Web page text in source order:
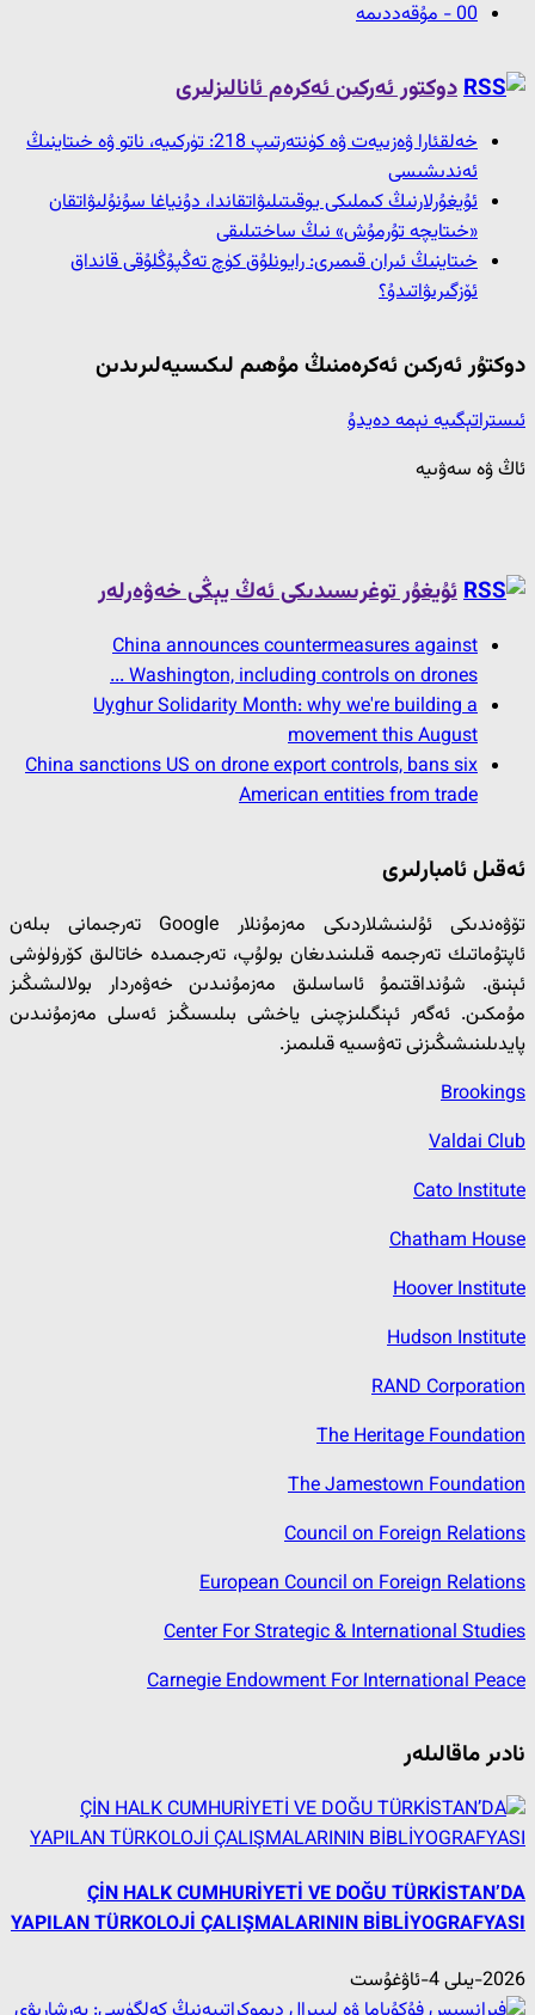
00 - مۇقەددىمە
دوكتور ئەركىن ئەكرەم ئانالىزلىرى
خەلقئارا ۋەزىيەت ۋە كۈنتەرتىپ 218: تۈركىيە، ناتو ۋە خىتاينىڭ
ئەندىشىسى
ئۇيغۇرلارنىڭ كىملىكى يوقىتىلىۋاتقاندا، دۇنياغا سۇنۇلىۋاتقان
«خىتايچە تۇرمۇش» نىڭ ساختىلىقى
خىتاينىڭ ئىران قىمىرى: رايونلۇق كۈچ تەڭپۇڭلۇقى قانداق
ئۆزگىرىۋاتىدۇ؟
دوكتۇر ئەركىن ئەكرەمنىڭ مۇھىم لىكىسيەلىرىدىن
ئىستراتېگىيە نېمە دەيدۇ
ئاڭ ۋە سەۋىيە
ئۇيغۇر توغرىسىدىكى ئەڭ يېڭى خەۋەرلەر
China announces countermeasures against
Washington, including controls on drones ...
Uyghur Solidarity Month: why we're building a
movement this August
China sanctions US on drone export controls, bans six
American entities from trade
ئەقىل ئامبارلىرى
تۆۋەندىكى ئۇلىنىشلاردىكى مەزمۇنلار Google تەرجىمانى بىلەن
ئاپتۇماتىك تەرجىمە قىلىنىدىغان بولۇپ، تەرجىمىدە خاتالىق كۆرۈلۈشى
ئېنىق. شۇنداقتىمۇ ئاساسلىق مەزمۇنىدىن خەۋەردار بولالىشىڭىز
مۇمكىن. ئەگەر ئېنگىلىزچىنى ياخشى بىلىسىڭىز ئەسلى مەزمۇنىدىن
پايدىلىنىشىڭىزنى تەۋسىيە قىلىمىز.
Brookings
Valdai Club
Cato Institute
Chatham House
Hoover Institute
Hudson Institute
RAND Corporation
The Heritage Foundation
The Jamestown Foundation
Council on Foreign Relations
European Council on Foreign Relations
Center For Strategic & International Studies
Carnegie Endowment For International Peace
نادىر ماقالىلەر
ÇİN HALK CUMHURİYETİ VE DOĞU TÜRKİSTAN’DA
YAPILAN TÜRKOLOJİ ÇALIŞMALARININ BİBLİYOGRAFYASI
2026-يىلى 4-ئاۋغۇست